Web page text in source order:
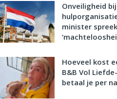
Onveiligheid
minister
Hoeveel kost
B&B Vol
betaal je per